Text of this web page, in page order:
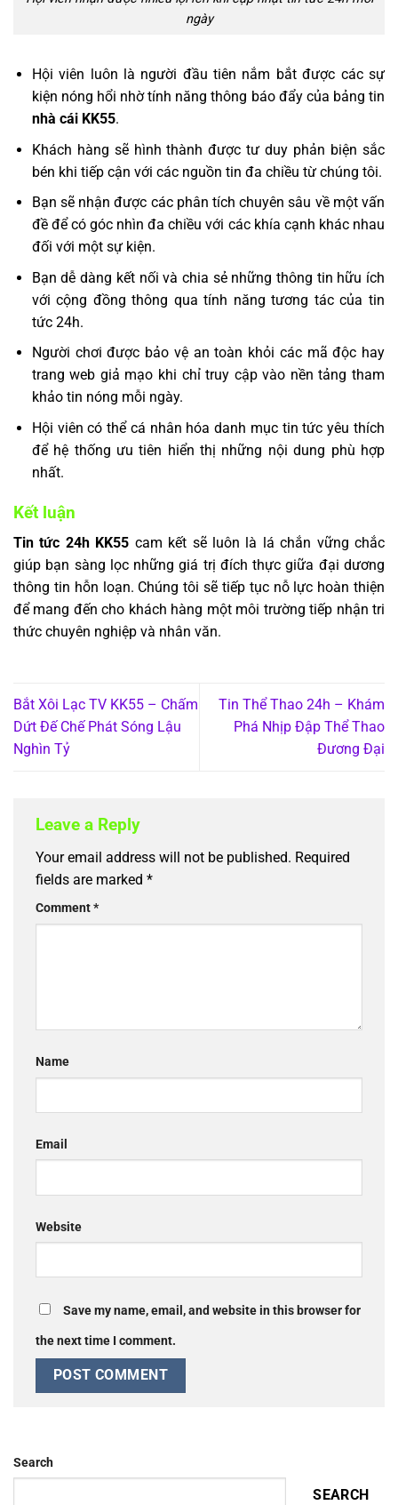
ngày
Hội viên luôn là người đầu tiên nắm bắt được các sự
kiện nóng hổi nhờ tính năng thông báo đẩy của bảng tin
nhà cái KK55.
Khách hàng sẽ hình thành được tư duy phản biện sắc
bén khi tiếp cận với các nguồn tin đa chiều từ chúng tôi.
Bạn sẽ nhận được các phân tích chuyên sâu về một vấn
đề để có góc nhìn đa chiều với các khía cạnh khác nhau
đối với một sự kiện.
Bạn dễ dàng kết nối và chia sẻ những thông tin hữu ích
với cộng đồng thông qua tính năng tương tác của tin
tức 24h.
Người chơi được bảo vệ an toàn khỏi các mã độc hay
trang web giả mạo khi chỉ truy cập vào nền tảng tham
khảo tin nóng mỗi ngày.
Hội viên có thể cá nhân hóa danh mục tin tức yêu thích
để hệ thống ưu tiên hiển thị những nội dung phù hợp
nhất.
Kết luận
Tin tức 24h KK55 cam kết sẽ luôn là lá chắn vững chắc
giúp bạn sàng lọc những giá trị đích thực giữa đại dương
thông tin hỗn loạn. Chúng tôi sẽ tiếp tục nỗ lực hoàn thiện
để mang đến cho khách hàng một môi trường tiếp nhận tri
thức chuyên nghiệp và nhân văn.
Bắt Xôi Lạc TV KK55 – Chấm
Dứt Đế Chế Phát Sóng Lậu
Nghìn Tỷ
Tin Thể Thao 24h – Khám
Phá Nhịp Đập Thể Thao
Đương Đại
Leave a Reply
Your email address will not be published. Required
fields are marked *
Comment*
Name
Email
Website
Save my name, email, and website in this browser for
the next time I comment.
Search
SEARCH